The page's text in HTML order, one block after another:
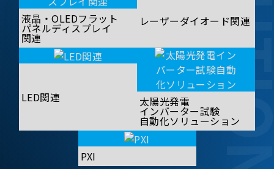
液晶・OLEDフラット
パネルディスプレイ
関連
レーザーダイオード関連
LED関連 太陽光発電
インバーター試験
自動化ソリューション
PXI